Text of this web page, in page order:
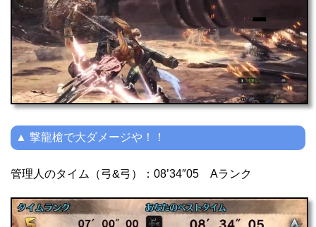
▲ 撃龍槍で大ダメージや！！
管理人のタイム（弓&弓）：08’34″05 Aランク